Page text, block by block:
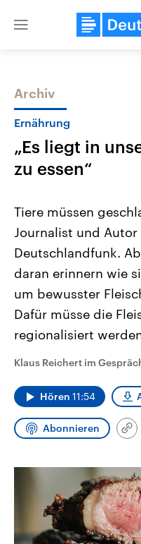
Close
Themen
Landtagswahl Sachsen-
2026
Alle Informationen
Sachsen-Anhalt wählt am
September 2026 einen
Landtag. Seit 2021 wird
Bundesland von einer
Umfragen, Prognosen,
und Hintergründe zu den
und Kandidaten der
Sendungen
Audio-Archiv
Archiv
Ernährung
„Es liegt in
zu essen“
Tiere müssen
Journalist und Autor
Deutschlandfunk.
daran erinnern wie
um bewusster
Dafür müsse die
regionalisiert
Klaus Reichert im
Hören 11:54
Abonnieren